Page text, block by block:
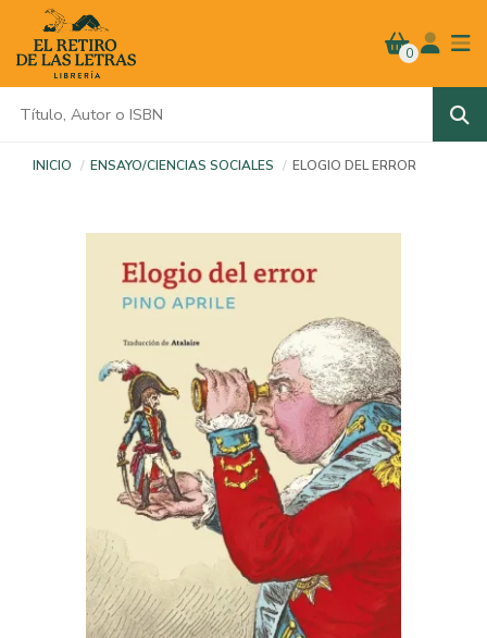
0
INICIO ENSAYO/CIENCIAS SOCIALES ELOGIO DEL ERROR